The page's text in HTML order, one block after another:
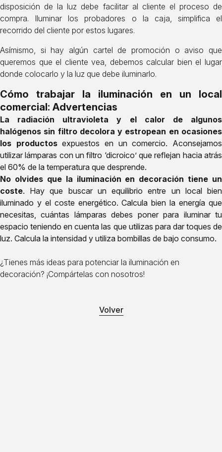
disposición de la luz debe facilitar al cliente el proceso de
compra. Iluminar los probadores o la caja, simplifica el
recorrido del cliente por estos lugares.
Asímismo, si hay algún cartel de promoción o aviso que
queremos que el cliente vea, debemos calcular bien el lugar
donde colocarlo y la luz que debe iluminarlo.
Cómo trabajar la iluminación en un local
comercial: Advertencias
La radiación ultravioleta y el calor de algunos
halógenos sin filtro decolora y estropean en ocasiones
los productosexpuestos en un comercio. Aconsejamos
utilizar lámparas con un filtro ‘dicroico’ que reflejan hacia atrás
el 60% de la temperatura que desprende.
No olvides que la iluminación en decoración tiene un
coste. Hay que buscar un equilibrio entre un local bien
iluminado y el coste energético. Calcula bien la energía que
necesitas, cuántas lámparas debes poner para iluminar tu
espacio teniendo en cuenta las que utilizas para dar toques de
luz. Calcula la intensidad y utiliza bombillas de bajo consumo.
¿Tienes más ideas para potenciar la iluminación en
decoración? ¡Compártelas con nosotros!
Volver